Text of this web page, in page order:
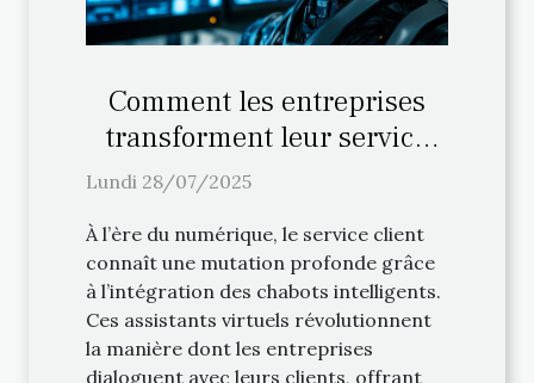
Comment les entreprises
transforment leur service
client avec un chabot
Lundi 28/07/2025
À l’ère du numérique, le service client
connaît une mutation profonde grâce
à l’intégration des chabots intelligents.
Ces assistants virtuels révolutionnent
la manière dont les entreprises
dialoguent avec leurs clients, offrant